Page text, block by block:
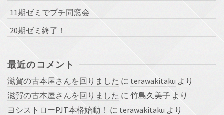
11期ゼミでプチ同窓会
20期ゼミ終了！
最近のコメント
滋賀の古本屋さんを回りました に terawakitaku より
滋賀の古本屋さんを回りました に 竹島久美子 より
ヨシストローPJT本格始動！ に terawakitaku より